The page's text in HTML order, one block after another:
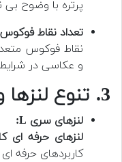
پرتره با وضوح بی
تعداد نقاط فوکوس
نقاط فوکوس
و عکاسی در
3. تنوع لنزها و سازگاری گسترده
لنزهای سری L:
لنزهای حرفه ای
کاربردهای حرفه